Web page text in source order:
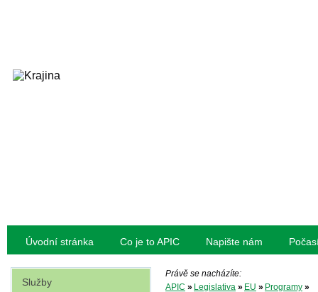
Úvodní stránka Co je to APIC Napište nám
Právě se nacházíte:
APIC » Legislativa » EU » Programy »
Služby